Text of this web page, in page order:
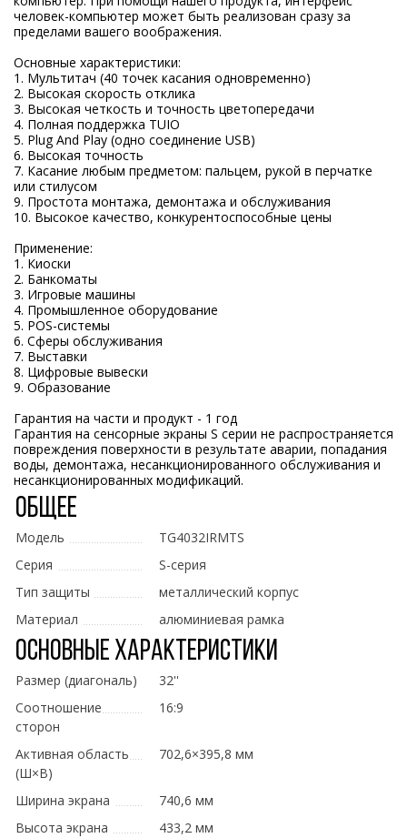
человек-компьютер может быть реализован сразу за
пределами вашего воображения.
Основные характеристики:
1. Мультитач (40 точек касания одновременно)
2. Высокая скорость отклика
3. Высокая четкость и точность цветопередачи
4. Полная поддержка TUIO
5. Plug And Play (одно соединение USB)
6. Высокая точность
7. Касание любым предметом: пальцем, рукой в перчатке
или стилусом
9. Простота монтажа, демонтажа и обслуживания
10. Высокое качество, конкурентоспособные цены
Применение:
1. Киоски
2. Банкоматы
3. Игровые машины
4. Промышленное оборудование
5. POS-системы
6. Сферы обслуживания
7. Выставки
8. Цифровые вывески
9. Образование
Гарантия на части и продукт - 1 год
Гарантия на сенсорные экраны S серии не распространяется
повреждения поверхности в результате аварии, попадания
воды, демонтажа, несанкционированного обслуживания и
несанкционированных модификаций.
Общее
Модель
TG4032IRMTS
Серия
S-серия
Тип защиты
металлический корпус
Материал
алюминиевая рамка
Основные характеристики
Размер (диагональ)
32''
Соотношение
сторон
16:9
Активная область
(Ш×В)
702,6×395,8 мм
Ширина экрана
740,6 мм
Высота экрана
433,2 мм